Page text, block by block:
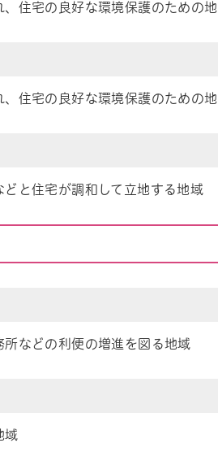
住宅の良好な環境保護のための
住宅の良好な環境保護のための
と住宅が調和して立地する地域
などの利便の増進を図る地域
域